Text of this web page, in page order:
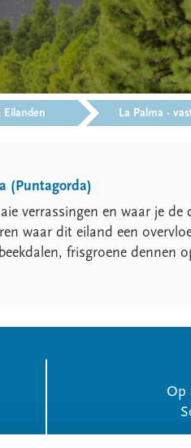
Eilanden > La Palma -
(Puntagorda)
verrassingen en waar je de
waar dit eiland een
frisgroene dennen
Op